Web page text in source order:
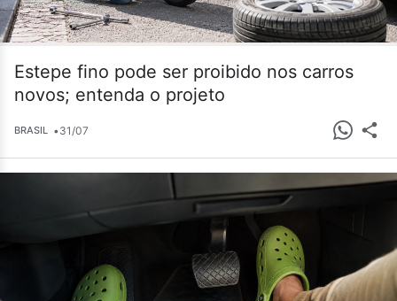
Estepe fino pode ser proibido nos carros
novos; entenda o projeto
BRASIL •31/07